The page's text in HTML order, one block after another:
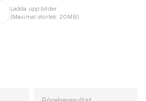
Ladda upp bilder
(Maximal storlek: 20MB)